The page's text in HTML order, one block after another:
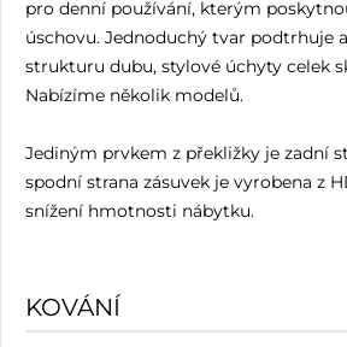
pro denní používání, kterým
úschovu. Jednoduchý tvar podtrhuje
strukturu dubu, stylové úchyty celek
Nabízíme několik modelů.
Jediným prvkem z překližky je zadní
spodní strana zásuvek je vyrobena z
snížení hmotnosti nábytku.
KOVÁNÍ